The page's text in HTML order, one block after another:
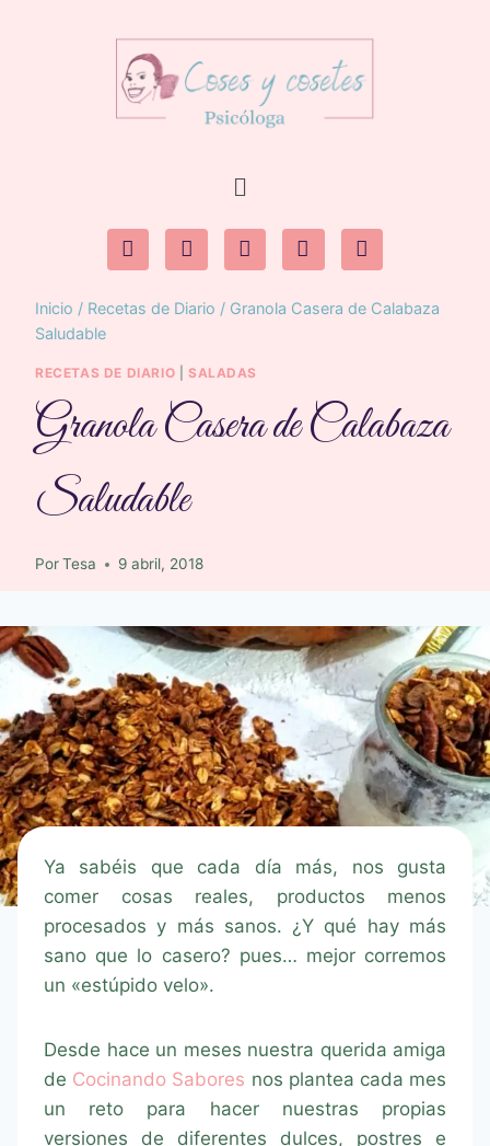
Inicio / Recetas de Diario / Granola Casera de Calabaza
Saludable
RECETAS DE DIARIO SALADAS
Granola Casera de Calabaza
Saludable
PorTesa 9 abril, 2018
Ya sabéis que cada día más, nos gusta
comer cosas reales, productos menos
procesados y más sanos. ¿Y qué hay más
sano que lo casero? pues… mejor corremos
un «estúpido velo».
Desde hace un meses nuestra querida amiga
de Cocinando Sabores nos plantea cada mes
un reto para hacer nuestras propias
versiones de diferentes dulces, postres e